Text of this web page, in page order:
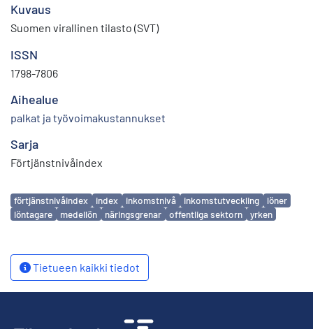
Kuvaus
Suomen virallinen tilasto (SVT)
ISSN
1798-7806
Aihealue
palkat ja työvoimakustannukset
Sarja
Förtjänstnivåindex
Avainsanat
förtjänstnivåindex index inkomstnivå inkomstutveckling
löner
löntagare
medellön näringsgrenar offentliga sektorn yrken
Tietueen kaikki tiedot